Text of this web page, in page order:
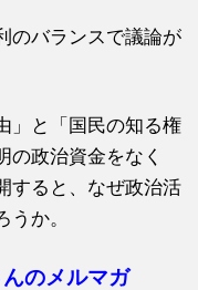
のバランスで議論が
」と「国民の知る権
の政治資金をなく
すると、なぜ政治活
か。
のメルマガ